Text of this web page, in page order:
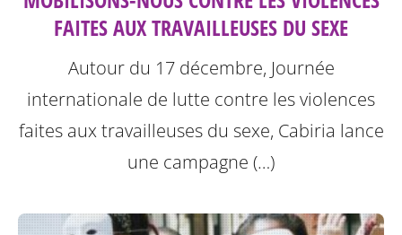
FAITES AUX TRAVAILLEUSES DU SEXE
Autour du 17 décembre, Journée
internationale de lutte contre les violences
faites aux travailleuses du sexe, Cabiria lance
une campagne (…)